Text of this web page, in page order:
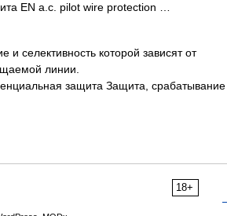
EN a.с. pilot wire protection …
и селективность которой зависят от
линии.
защита Защита, срабатывание
18+